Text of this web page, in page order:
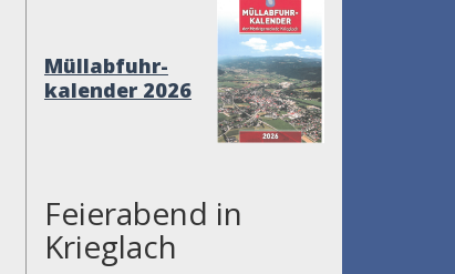
Müllabfuhr-
kalender 2026
Feierabend in
Krieglach